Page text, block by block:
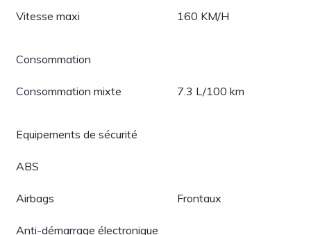
Vitesse maxi 160 KM/H
Consommation
Consommation mixte 7.3 L/100 km
Equipements de sécurité
ABS
Airbags Frontaux
Anti-démarrage électronique